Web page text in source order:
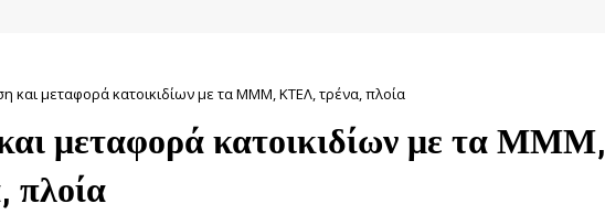
και μεταφορά κατοικιδίων με τα ΜΜΜ, ΚΤΕΛ, τρένα, πλοία
μεταφορά κατοικιδίων με τα ΜΜΜ,